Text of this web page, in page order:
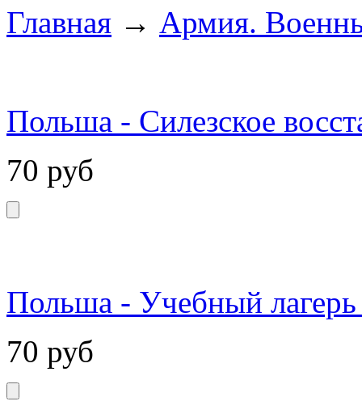
Главная → Армия.
Польша - Силезское
70 руб
Польша - Учебный лагерь
70 руб